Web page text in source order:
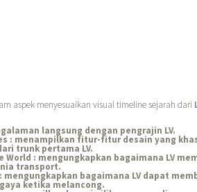
aspek menyesuaikan visual timeline sejarah dari
langsung dengan pengrajin LV.
: menampilkan fitur-fitur desain yang
trunk pertama LV.
World : mengungkapkan bagaimana LV
transport.
mengungkapkan bagaimana LV dapat
ketika melancong.